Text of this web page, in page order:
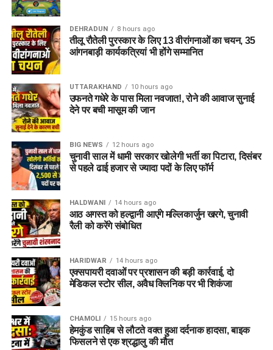
Dehradun Rojgar Mela 2026 :
आवेदन और पंजीकरण प्रक्रिया (How
to Register)
भाग लेने के लिए अभ्यर्थियों का पंजीकरण04 अगस्त, 2026 से शुरू हो
चुका है। इच्छुक अभ्यर्थी साक्षात्कार में शामिल होने से पहले किसी भी कार्य
दिवस में कार्यालय पहुंचकर अपना पंजीकरण करा सकते हैं।
आवश्यक दस्तावेज (Documents
Required):
बायोडाटा / रिज़्यूमे (Resume)(2-3 प्रतियां)
मूल शैक्षिक प्रमाण पत्रएवं उनकी छायाप्रतियां
(Photocopies)
सेवायोजन कार्यालय का पंजीयन कार्ड
पासपोर्ट साइज फोटो
वैध पहचान पत्र
विभाग ने जिले के सभी योग्य एवं इच्छुक युवाओं से अपील की है कि वे समय
पर अपना पंजीकरण कराकर इस रोजगार अवसर का लाभ उठाएं।
DEHRADUN 8 hours ago
तीलू रौतेली पुरस्कार के लिए 13 वीरांगनाओं का चयन, 35
आंगनबाड़ी कार्यकत्रियां भी होंगे सम्मानित
UTTARAKHAND 10 hours ago
उफनते गधेरे के पास मिला नवजात!, रोने की आवाज सुनाई
देने पर बची मासूम की जान
BIG NEWS 12 hours ago
चुनावी साल में धामी सरकार खोलेगी भर्ती का पिटारा, दिसंबर
से पहले ढाई हजार से ज्यादा पदों के लिए फॉर्म
HALDWANI 14 hours ago
आठ अगस्त को हल्द्वानी आएंगे मल्लिकार्जुन खरगे, चुनावी
रैली को करेंगे संबोधित
HARIDWAR 14 hours ago
एक्सपायरी दवाओं पर प्रशासन की बड़ी कार्रवाई, दो
मेडिकल स्टोर सील, अवैध क्लिनिक पर भी शिकंजा
CHAMOLI 15 hours ago
हेमकुंड साहिब से लौटते वक्त हुआ दर्दनाक हादसा, बाइक
फिसलने से एक श्रद्धालु की मौत